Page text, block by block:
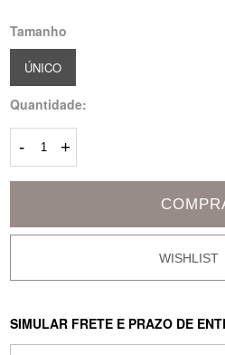
Tamanho
ÚNICO
Quantidade:
- +
SIMULAR FRETE E PRAZO DE